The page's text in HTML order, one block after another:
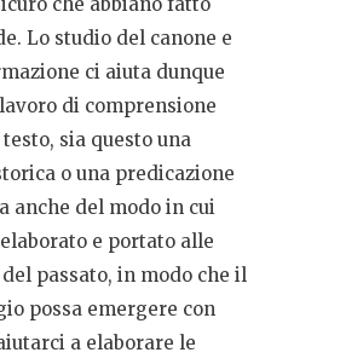
che abbiano fatto
Lo studio del canone e
ci aiuta dunque
di comprensione
sia questo una
o una predicazione
anche del modo in cui
e portato alle
passato, in modo che il
possa emergere con
a elaborare le